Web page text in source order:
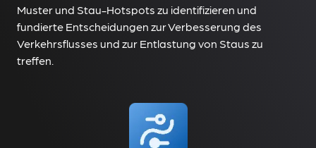
Muster und Stau-Hotspots zu identifizieren und
fundierte Entscheidungen zur Verbesserung des
Verkehrsflusses und zur Entlastung von Staus zu
treffen.